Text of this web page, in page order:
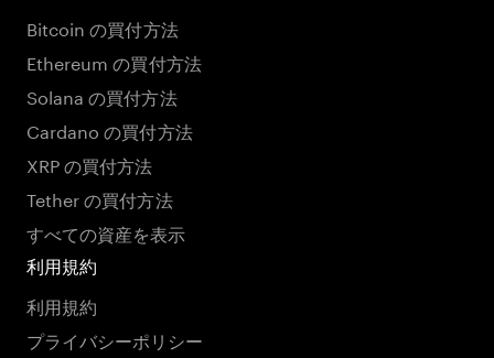
Bitcoin の買付方法
Ethereum の買付方法
Solana の買付方法
Cardano の買付方法
XRP の買付方法
Tether の買付方法
すべての資産を表示
利用規約
利用規約
プライバシーポリシー